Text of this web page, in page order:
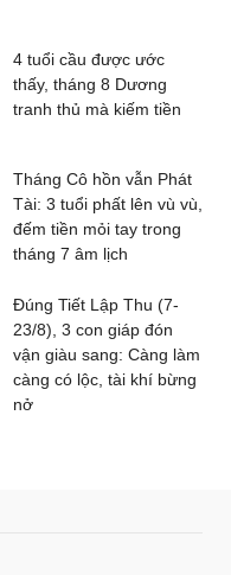
4 tuổi cầu được ước
thấy, tháng 8 Dương
tranh thủ mà kiếm tiền
Tháng Cô hồn vẫn Phát
Tài: 3 tuổi phất lên vù vù,
đếm tiền mỏi tay trong
tháng 7 âm lịch
Đúng Tiết Lập Thu (7-
23/8), 3 con giáp đón
vận giàu sang: Càng làm
càng có lộc, tài khí bừng
nở